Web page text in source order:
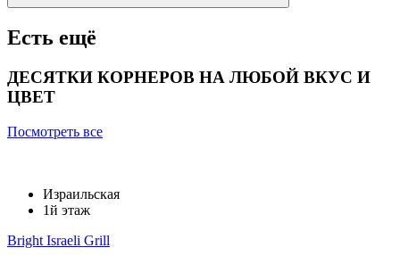
Есть ещё
ДЕСЯТКИ КОРНЕРОВ НА ЛЮБОЙ ВКУС И
ЦВЕТ
Посмотреть все
Израильская
1й этаж
Bright Israeli Grill